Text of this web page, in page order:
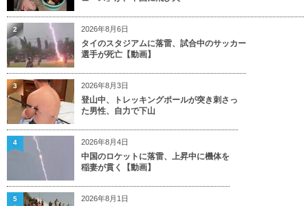
2026年8月6日
タイのスタジアムに落雷、試合中のサッカー
選手が死亡【動画】
2
2026年8月3日
登山中、トレッキングポールが突き刺さっ
た男性、自力で下山
3
2026年8月4日
中国のロケットに落雷、上昇中に機体を
稲妻が貫く【動画】
4
2026年8月1日
5